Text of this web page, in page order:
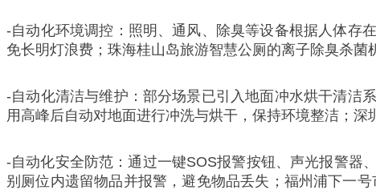
-自动化环境调控：照明、通风、除臭等设备根据人体存
免长明灯浪费；珠海桂山岛旅游智慧公厕的离子除臭杀
-自动化清洁与维护：部分场景已引入地面冲水烘干清洁
用高峰后自动对地面进行冲洗与烘干，保持环境整洁；深
-自动化安全防范：通过一键SOS报警按钮、声光报警器
别厕位内遗留物品并报警，避免物品丢失；福州浦下一